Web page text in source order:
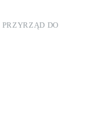
PRZYRZĄD DO